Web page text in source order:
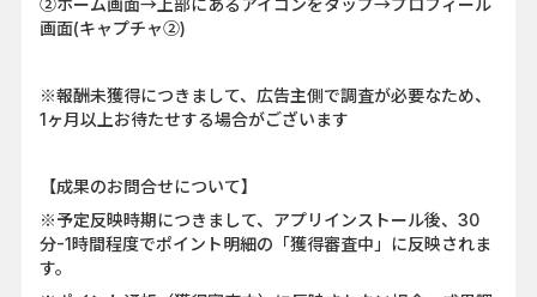
②ホーム画面→上部にあるアイコンをタップ→プロフィール
画面(キャプチャ②)
※報酬未獲得につきまして、広告主側で調査が必要なため、
1ヶ月以上お待たせする場合がございます
【成果のお問合せについて】
※予定反映時期につきまして、アプリインストール後、30
分-1時間程度でポイント明細の「獲得審査中」に反映されま
す。